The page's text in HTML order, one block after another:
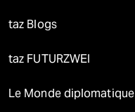
taz Blogs
taz FUTURZWEI
Le Monde diplomatique